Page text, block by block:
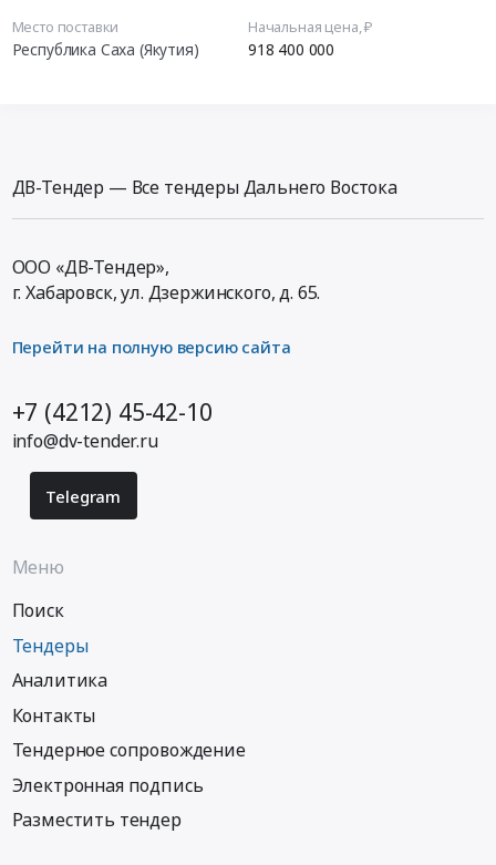
Место поставки
Республика Саха (Якутия)
Начальная цена, ₽
918 400 000
ДВ-Тендер — Все тендеры Дальнего Востока
ООО «ДВ-Тендер»,
г. Хабаровск,ул. Дзержинского, д. 65.
Перейти на полную версию сайта
+7 (4212) 45-42-10
info@dv-tender.ru
Telegram
Меню
Поиск
Тендеры
Аналитика
Контакты
Тендерное сопровождение
Электронная подпись
Разместить тендер